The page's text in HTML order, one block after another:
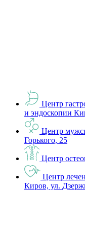
Центр
и эндоскопии
Центр
Горького, 25
Центр
Центр
Киров, ул.